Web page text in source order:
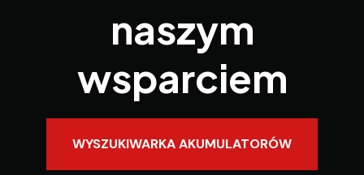
naszym
wsparciem
WYSZUKIWARKA AKUMULATORÓW